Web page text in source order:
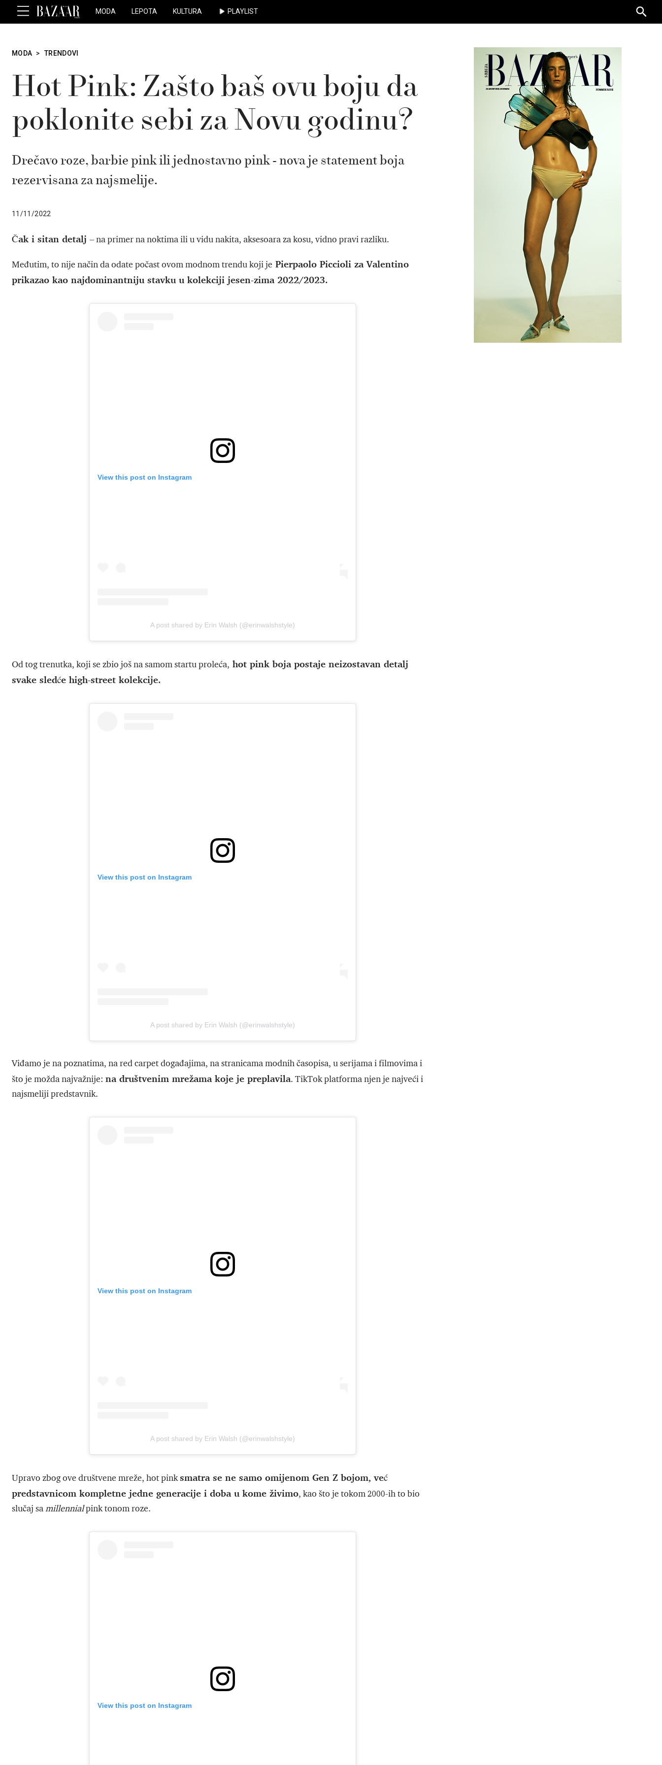
MODA LEPOTA KULTURA PLAYLIST
for:
MODA > TRENDOVI
Hot Pink: Zašto baš ovu boju da
poklonite sebi za Novu godinu?
Drečavo roze, barbie pink ili jednostavno pink - nova je statement boja
rezervisana za najsmelije.
11/11/2022
Čak i sitan detalj – na primer na noktima ili u vidu nakita, aksesoara za kosu, vidno pravi razliku.
Međutim, to nije način da odate počast ovom modnom trendu koji je Pierpaolo Piccioli za Valentino
prikazao kao najdominantniju stavku u kolekciji jesen-zima 2022/2023.
View this post on Instagram
A post shared by Erin Walsh (@erinwalshstyle)
Od tog trenutka, koji se zbio još na samom startu proleća, hot pink boja postaje neizostavan detalj
svake sledće high-street kolekcije.
View this post on Instagram
A post shared by Erin Walsh (@erinwalshstyle)
Viđamo je na poznatima, na red carpet događajima, na stranicama modnih časopisa, u serijama i filmovima i
što je možda najvažnije: na društvenim mrežama koje je preplavila. TikTok platforma njen je najveći i
najsmeliji predstavnik.
View this post on Instagram
A post shared by Erin Walsh (@erinwalshstyle)
Upravo zbog ove društvene mreže, hot pinksmatra se ne samo omijenom Gen Z bojom, već
predstavnicom kompletne jedne generacije i doba u kome živimo, kao što je tokom 2000-ih to bio
slučaj samillennialpink tonom roze.
View this post on Instagram